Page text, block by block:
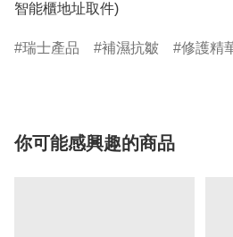
智能櫃地址取件)
瑞士產品 補濕抗皺 修護精
你可能感興趣的商品